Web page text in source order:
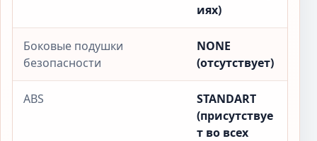
иях)
Боковые подушки
безопасности
NONE
(отсутствует)
ABS
STANDART
(присутствуе
т во всех